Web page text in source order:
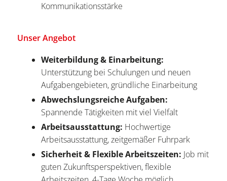
Kommunikationsstärke
Unser Angebot
Weiterbildung & Einarbeitung:
Unterstützung bei Schulungen und neuen
Aufgabengebieten, gründliche Einarbeitung
Abwechslungsreiche Aufgaben:
Spannende Tätigkeiten mit viel Vielfalt
Arbeitsausstattung: Hochwertige
Arbeitsausstattung, zeitgemäßer Fuhrpark
Sicherheit & Flexible Arbeitszeiten: Job mit
guten Zukunftsperspektiven, flexible